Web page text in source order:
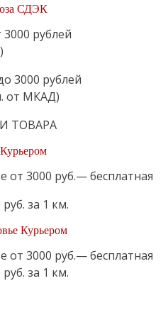
СДЭК
рублей
3000 рублей
от МКАД)
ТОВАРА
3000 руб.— бесплатная
за 1 км.
Курьером
3000 руб.— бесплатная
за 1 км.